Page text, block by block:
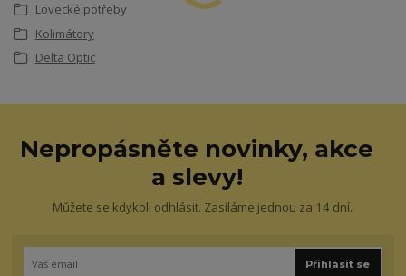
Lovecké potřeby
Kolimátory
Delta Optic
Nepropásněte novinky, akce
a slevy!
Můžete se kdykoli odhlásit. Zasíláme jednou za 14 dní.
Přihlásit se